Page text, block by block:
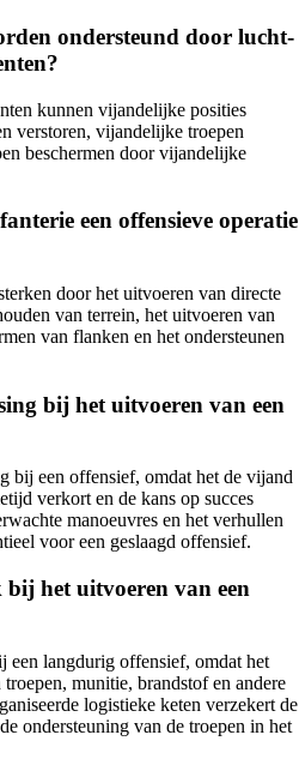
ondersteund door lucht-
kunnen vijandelijke posities
verstoren, vijandelijke troepen
beschermen door vijandelijke
een offensieve operatie
door het uitvoeren van directe
van terrein, het uitvoeren van
van flanken en het ondersteunen
bij het uitvoeren van een
bij een offensief, omdat het de vijand
verkort en de kans op succes
manoeuvres en het verhullen
voor een geslaagd offensief.
bij het uitvoeren van een
langdurig offensief, omdat het
munitie, brandstof en andere
logistieke keten verzekert de
ondersteuning van de troepen in het